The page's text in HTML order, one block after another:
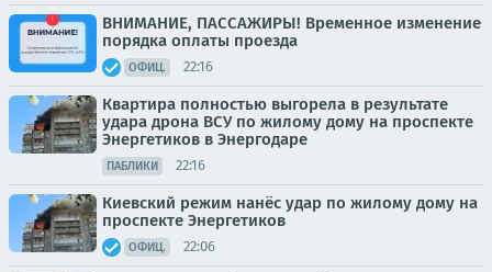
ВНИМАНИЕ, ПАССАЖИРЫ! Временное изменение
порядка оплаты проезда
ОФИЦ. 22:16
Квартира полностью выгорела в результате
удара дрона ВСУ по жилому дому на проспекте
Энергетиков в Энергодаре
ПАБЛИКИ 22:16
Киевский режим нанёс удар по жилому дому на
проспекте Энергетиков
ОФИЦ. 22:06